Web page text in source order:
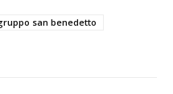
san benedetto